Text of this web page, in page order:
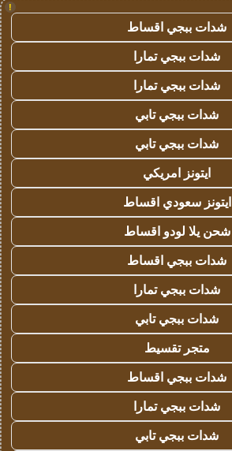
!
شدات ببجي اقساط
شدات ببجي تمارا
شدات ببجي تمارا
شدات ببجي تابي
شدات ببجي تابي
ايتونز امريكي
ايتونز سعودي اقساط
شحن يلا لودو اقساط
شدات ببجي اقساط
شدات ببجي تمارا
شدات ببجي تابي
متجر تقسيط
شدات ببجي اقساط
شدات ببجي تمارا
شدات ببجي تابي